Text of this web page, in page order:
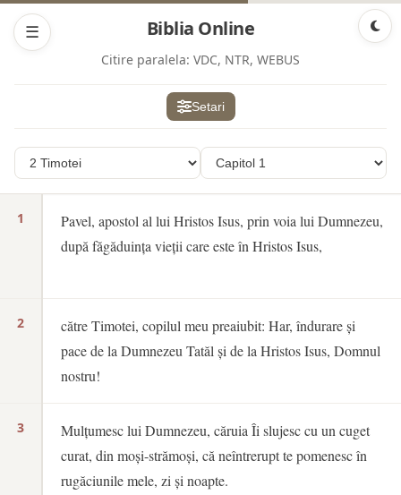
☰ Biblia Online
Citire paralela: VDC, NTR, WEBUS
Setari
1
2
3
Pavel, apostol al lui Hristos Isus, prin voia lui Dumnezeu,
după făgăduința vieții care este în Hristos Isus,
către Timotei, copilul meu preaiubit: Har, îndurare și
pace de la Dumnezeu Tatăl și de la Hristos Isus, Domnul
nostru!
Mulțumesc lui Dumnezeu, căruia Îi slujesc cu un cuget
curat, din moși-strămoși, că neîntrerupt te pomenesc în
rugăciunile mele, zi și noapte.